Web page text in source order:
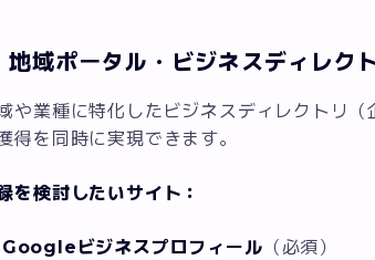
域ポータル・ビジネスディレク
や業種に特化したビジネスディレクトリ
得を同時に実現できます。
を検討したいサイト：
Googleビジネスプロフィール （必須）